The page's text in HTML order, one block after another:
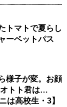
トマトで夏らし
ーベットパス
様子が変。お顔
トト君は…
は高校生・3】